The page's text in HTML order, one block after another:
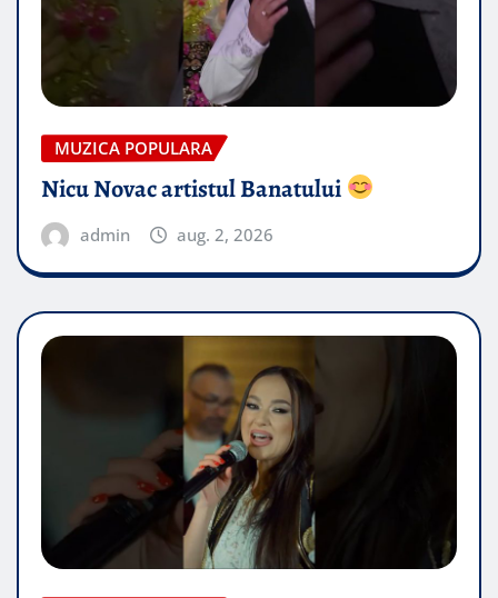
MUZICA POPULARA
Nicu Novac artistul Banatului
admin aug. 2, 2026